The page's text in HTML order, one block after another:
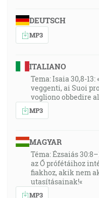
DEUTSCH
MP3
ITALIANO
Tema: Isaia 30,8-
veggenti, ai Suoi
vogliono obbedire
MP3
MAGYAR
Téma: Ézsaiás
az Ő prófétáihoz
fiakhoz, akik nem
utasításainak!«
MP3